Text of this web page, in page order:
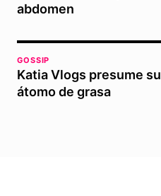
abdomen
GOSSIP
Katia Vlogs presume
átomo de grasa